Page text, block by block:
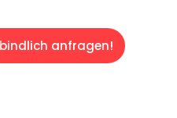
anfragen!